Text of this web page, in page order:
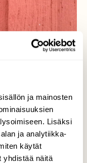
ja mainosten
Lisäksi
ja analytiikka-
käytät
yhdistää näitä